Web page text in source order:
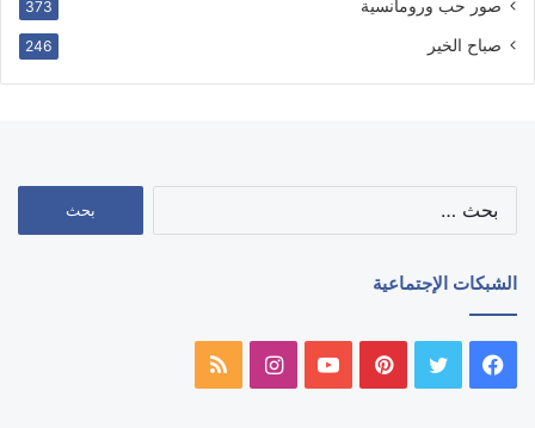
صور حب ورومانسية 373
صباح الخير 246
الشبكات الإجتماعية
فيسبوك تويتر بينتيريستيوتيوبانستقرامملخص